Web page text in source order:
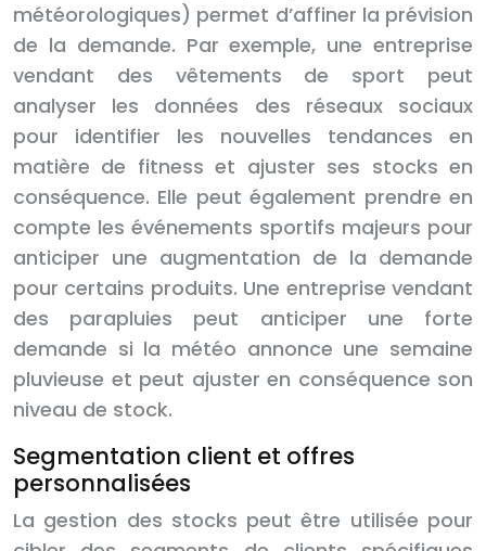
météorologiques) permet d’affiner la prévision
de la demande. Par exemple, une entreprise
vendant des vêtements de sport peut
analyser les données des réseaux sociaux
pour identifier les nouvelles tendances en
matière de fitness et ajuster ses stocks en
conséquence. Elle peut également prendre en
compte les événements sportifs majeurs pour
anticiper une augmentation de la demande
pour certains produits. Une entreprise vendant
des parapluies peut anticiper une forte
demande si la météo annonce une semaine
pluvieuse et peut ajuster en conséquence son
niveau de stock.
Segmentation client et offres
personnalisées
La gestion des stocks peut être utilisée pour